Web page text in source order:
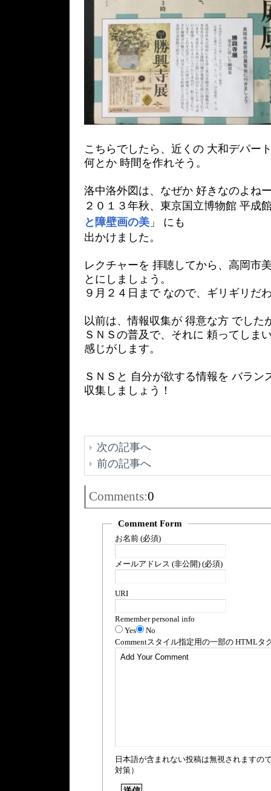
こちらでしたら、近くの 大和デパー
何とか 時間を作れそう。
洛中洛外図は、なぜか 好きなのよね
２０１３年秋、東京国立博物館 平成
と障壁画の美 」 にも
出かけました。
レクチャーを 拝聴してから、高岡市
とにしましょう。
９月２４日まで なので、ギリギリだ
以前は、情報収集が 得意な方 でした
ＳＮＳの普及で、それに 頼ってしま
感じがします。
ＳＮＳと 自分が欲する情報を バラン
収集しましょう！
次の記事へ
前の記事へ
Comments:0
Comment Form
お名前 (必須)
メールアドレス (非公開) (必須)
URI
Remember personal info
Yes
No
Commentスタイル指定用の一部の HTMLタ
日本語が含まれない投稿は無視されますの
対策）